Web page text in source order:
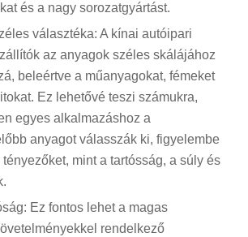
és a nagy sorozatgyártást.
választéka: A kínai autóipari
az anyagok széles skálájához
beleértve a műanyagokat, fémeket
Ez lehetővé teszi számukra,
egyes alkalmazáshoz a
anyagot válasszák ki, figyelembe
mint a tartósság, a súly és
Ez fontos lehet a magas
rendelkező